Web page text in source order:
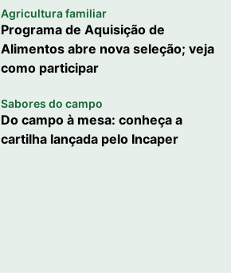
Agricultura familiar
Programa de Aquisição de
Alimentos abre nova seleção; veja
como participar
Sabores do campo
Do campo à mesa: conheça a
cartilha lançada pelo Incaper